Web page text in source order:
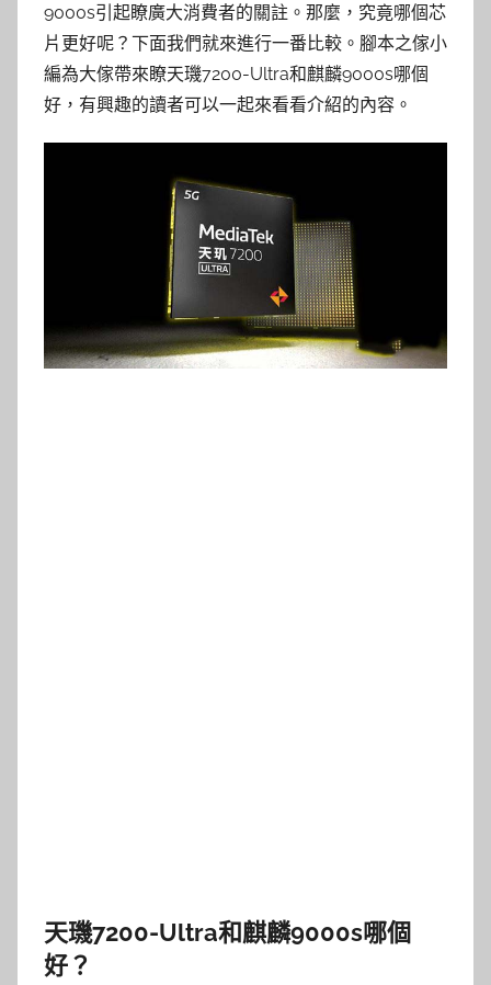
9000s引起瞭廣大消費者的關註。那麼，究竟哪個芯
片更好呢？下面我們就來進行一番比較。腳本之傢小
編為大傢帶來瞭天璣7200-Ultra和麒麟9000s哪個
好，有興趣的讀者可以一起來看看介紹的內容。
天璣7200-Ultra和麒麟9000s哪個
好？